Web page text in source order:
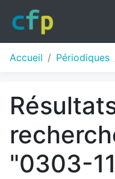
Accueil Périodiques
"0303-